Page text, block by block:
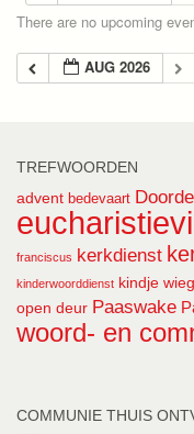
There are no upcoming
AUG 2026
TREFWOORDEN
advent bedevaart
franciscus kerkdienst
kinderwoorddienst kindje
open deur Paaswake
woord- en
COMMUNIE THUIS